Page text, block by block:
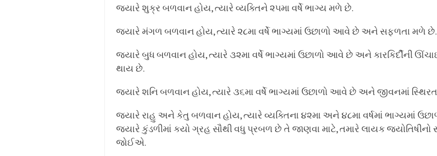
જ્યારે શુક્ર બળવાન હોય, ત્યારે વ્યક્તિને ૨૫મા વર્ષે ભાગ્ય મળે છે.
જ્યારે મંગળ બળવાન હોય, ત્યારે ૨૮મા વર્ષે ભાગ્યમાં ઉછાળો આવે છે અને સફળતા મળે છે.
જ્યારે બુધ બળવાન હોય, ત્યારે ૩૨મા વર્ષે ભાગ્યમાં ઉછાળો આવે છે અને કારકિર્દીની
થાય છે.
જ્યારે શનિ બળવાન હોય, ત્યારે ૩૬મા વર્ષે ભાગ્યમાં ઉછાળો આવે છે અને જીવનમાં
જ્યારે રાહુ અને કેતુ બળવાન હોય, ત્યારે વ્યક્તિના ૪૨મા અને ૪૮મા વર્ષમાં ભાગ્યમાં
જ્યારે કુંડળીમાં કયો ગ્રહ સૌથી વધુ પ્રબળ છે તે જાણવા માટે, તમારે લાયક જ્યોતિષીનો
જોઈએ.